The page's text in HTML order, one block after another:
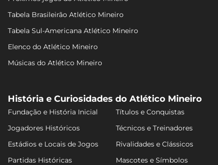
Tabela Brasileirão Atlético Mineiro
Tabela Sul-Americana Atlético Mineiro
Elenco do Atlético Mineiro
Músicas do Atlético Mineiro
História e Curiosidades do Atlético Mineiro
Fundação e História Inicial
Títulos e Conquistas
Jogadores Históricos
Técnicos e Treinadores
Estádios e Locais de Jogos
Rivalidades e Clássicos
Partidas Históricas
Mascotes e Símbolos